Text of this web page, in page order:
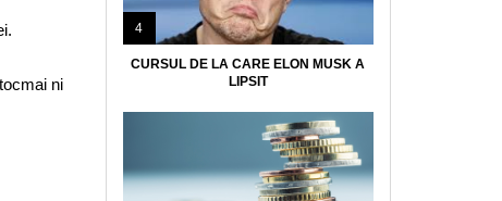
ni
4
CURSUL DE LA CARE ELON MUSK A
LIPSIT